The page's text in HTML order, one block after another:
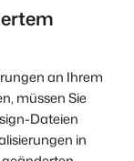
an Ihrem
müssen Sie
Dateien
in